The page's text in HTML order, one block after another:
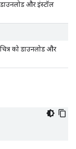
और इंस्टॉल
को डाउनलोड और